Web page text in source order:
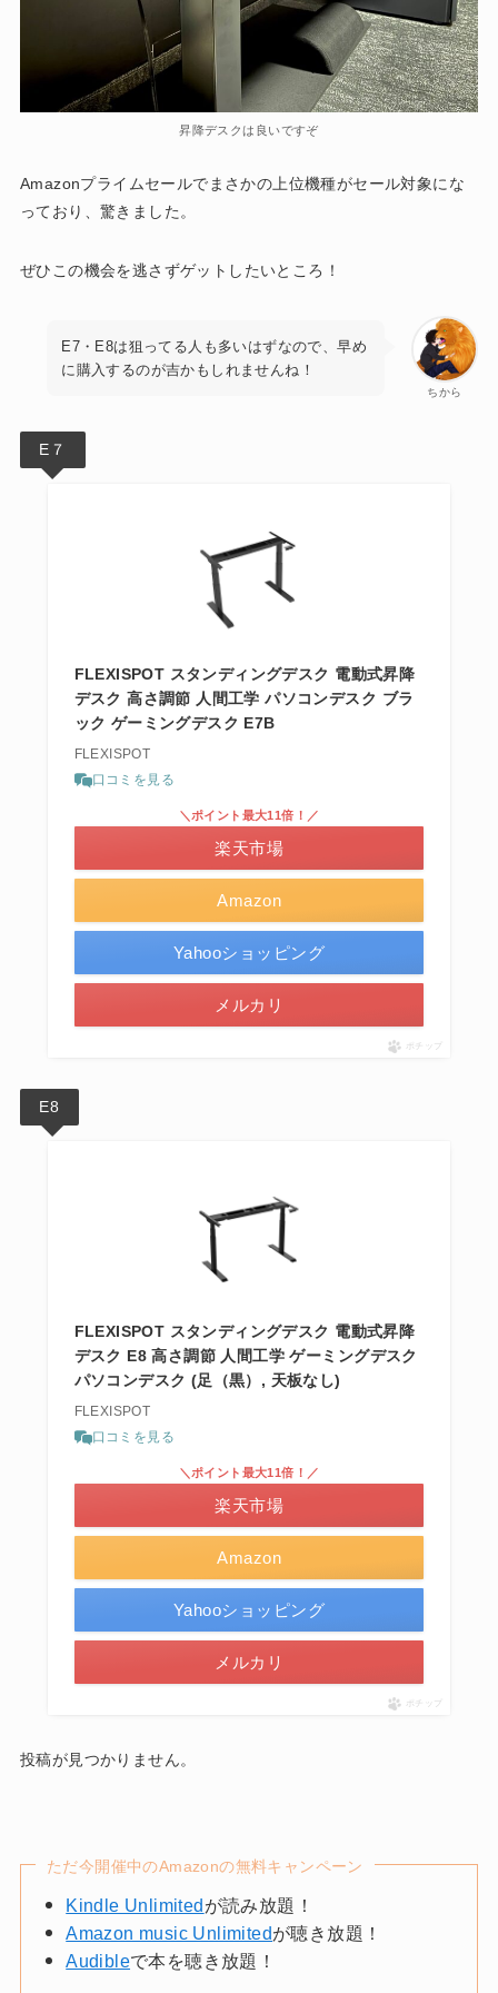
昇降デスクは良いですぞ
Amazonプライムセールでまさかの上位機種がセール対象にな
っており、驚きました。
ぜひこの機会を逃さずゲットしたいところ！
ちから
E7・E8は狙ってる人も多いはずなので、早め
に購入するのが吉かもしれませんね！
E７
FLEXISPOT スタンディングデスク 電動式昇降
デスク 高さ調節 人間工学 パソコンデスク ブラ
ック ゲーミングデスク E7B
FLEXISPOT
口コミを見る
Amazon
＼ポイント最大11倍！／
楽天市場
Yahooショッピング
メルカリ
ポチップ
E8
FLEXISPOT スタンディングデスク 電動式昇降
デスク E8 高さ調節 人間工学 ゲーミングデスク
パソコンデスク (足（黒）, 天板なし)
FLEXISPOT
口コミを見る
Amazon
＼ポイント最大11倍！／
楽天市場
Yahooショッピング
メルカリ
ポチップ
投稿が見つかりません。
ただ今開催中のAmazonの無料キャンペーン
Kindle Unlimitedが読み放題！
Amazon music Unlimitedが聴き放題！
Audibleで本を聴き放題！